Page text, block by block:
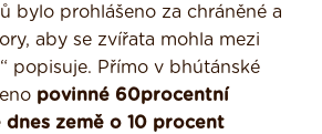
bylo prohlášeno za chráněné a
aby se zvířata mohla mezi
popisuje. Přímo v bhútánské
povinné 60procentní
dnes země o 10 procent